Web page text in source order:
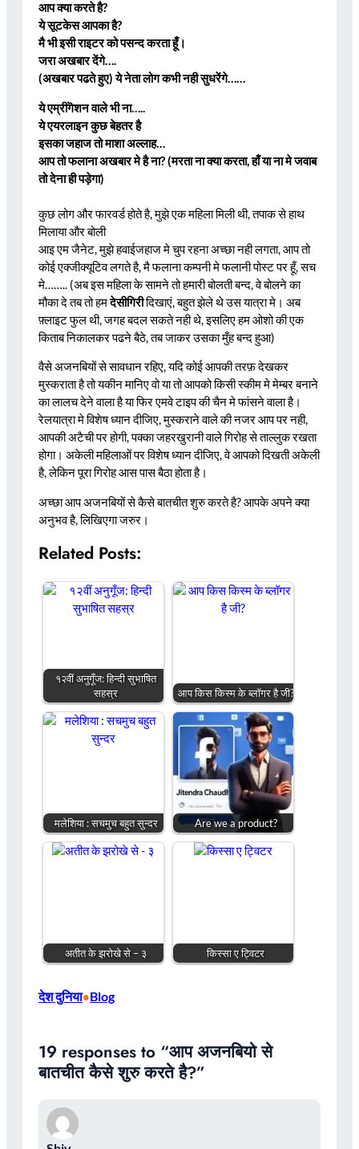
आप क्या करते है?
ये सूटकेस आपका है?
मै भी इसी राइटर को पसन्द करता हूँ।
जरा अखबार देंगे….
(अखबार पढते हुए) ये नेता लोग कभी नही सुधरेंगे……
ये एम्रीगॆशन वाले भी ना…..
ये एयरलाइन कुछ बेहतर है
इसका जहाज तो माशा अल्लाह…
आप तो फलाना अखबार मे है ना? (मरता ना क्या करता, हाँ या ना मे जवाब
तो देना ही पड़ेगा)
कुछ लोग और फारवर्ड होते है, मुझे एक महिला मिली थी, तपाक से हाथ
मिलाया और बोली
आइ एम जैनेट, मुझे हवाईजहाज मे चुप रहना अच्छा नही लगता, आप तो
कोई एक्जीक्यूटिव लगते है, मै फलाना कम्पनी मे फलानी पोस्ट पर हूँ, सच
मे…….. (अब इस महिला के सामने तो हमारी बोलती बन्द, वे बोलने का
मौका दे तब तो हमदेसीगिरीदिखाएं, बहुत झेले थे उस यात्रा मे। अब
फ़्लाइट फुल थी, जगह बदल सकते नही थे, इसलिए हम ओशो की एक
किताब निकालकर पढने बैठे, तब जाकर उसका मुँह बन्द हुआ)
वैसे अजनबियों से सावधान रहिए, यदि कोई आपकी तरफ़ देखकर
मुस्कराता है तो यकीन मानिए वो या तो आपको किसी स्कीम मे मेम्बर बनाने
का लालच देने वाला है या फिर एमवे टाइप की चैन मे फांसने वाला है।
रेलयात्रा मे विशेष ध्यान दीजिए, मुस्कराने वाले की नजर आप पर नही,
आपकी अटैची पर होगी, पक्का जहरखुरानी वाले गिरोह से ताल्लुक रखता
होगा। अकेली महिलाओं पर विशेष ध्यान दीजिए, वे आपको दिखती अकेली
है, लेकिन पूरा गिरोह आस पास बैठा होता है।
अच्छा आप अजनबियों से कैसे बातचीत शुरु करते है? आपके अपने क्या
अनुभव है, लिखिएगा जरुर।
Related Posts:
१२वीं अनुगूँज: हिन्दी सुभाषित
सहस्र
आप किस किस्म के ब्लॉगर है जी?
मलेशिया : सचमुच बहुत सुन्दर Are we a product?
अतीत के झरोखे से – ३ किस्सा ए ट्विटर
देश दुनिया•Blog
19 responses to “आप अजनबियो से
बातचीत कैसे शुरु करते है?”